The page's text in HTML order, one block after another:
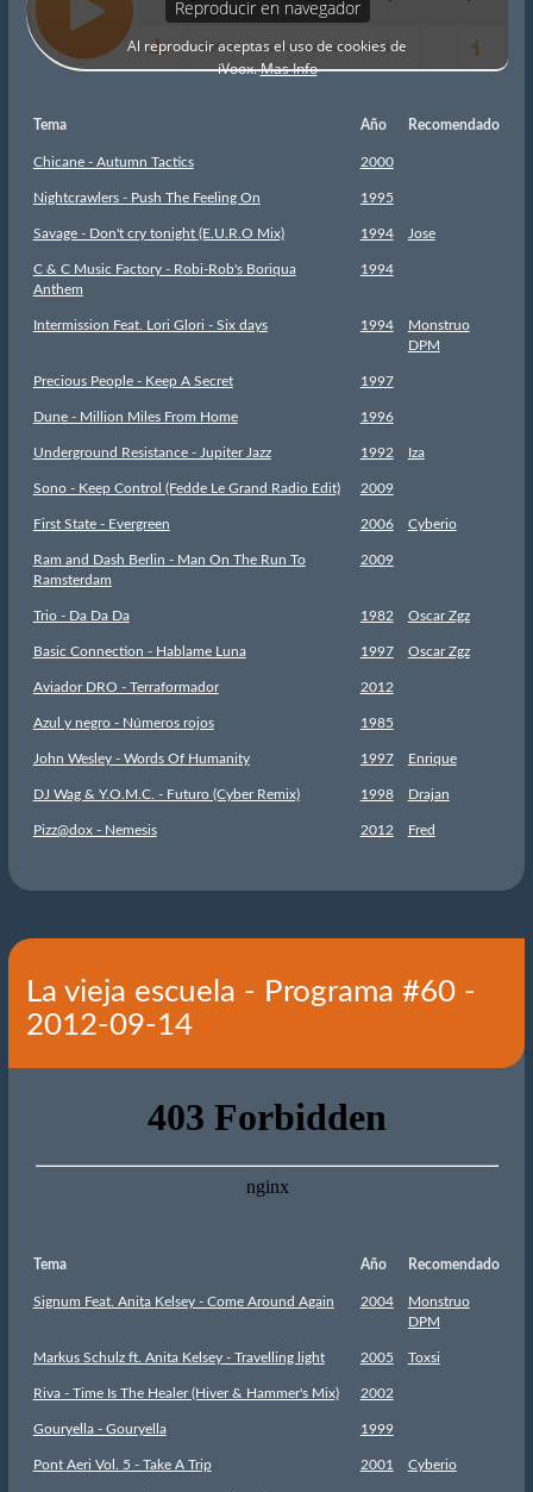
Tema Año Recomendado
Chicane - Autumn Tactics 2000
Nightcrawlers - Push The Feeling On 1995
Savage - Don't cry tonight (E.U.R.O Mix) 1994 Jose
C & C Music Factory - Robi-Rob's Boriqua
Anthem
1994
Intermission Feat. Lori Glori - Six days 1994
Monstruo
DPM
Precious People - Keep A Secret 1997
Dune - Million Miles From Home 1996
Underground Resistance - Jupiter Jazz 1992 Iza
Sono - Keep Control (Fedde Le Grand Radio Edit) 2009
First State - Evergreen 2006 Cyberio
Ram and Dash Berlin - Man On The Run To
Ramsterdam
2009
Trio - Da Da Da 1982 Oscar Zgz
Basic Connection - Hablame Luna 1997 Oscar Zgz
Aviador DRO - Terraformador 2012
Azul y negro - Números rojos 1985
John Wesley - Words Of Humanity 1997 Enrique
DJ Wag & Y.O.M.C. - Futuro (Cyber Remix) 1998 Drajan
Pizz@dox - Nemesis 2012 Fred
La vieja escuela - Programa #60 -
2012-09-14
Tema Año Recomendado
Signum Feat. Anita Kelsey - Come Around Again 2004
Monstruo
DPM
Markus Schulz ft. Anita Kelsey - Travelling light 2005 Toxsi
Riva - Time Is The Healer (Hiver & Hammer's Mix) 2002
Gouryella - Gouryella 1999
Pont Aeri Vol. 5 - Take A Trip 2001 Cyberio